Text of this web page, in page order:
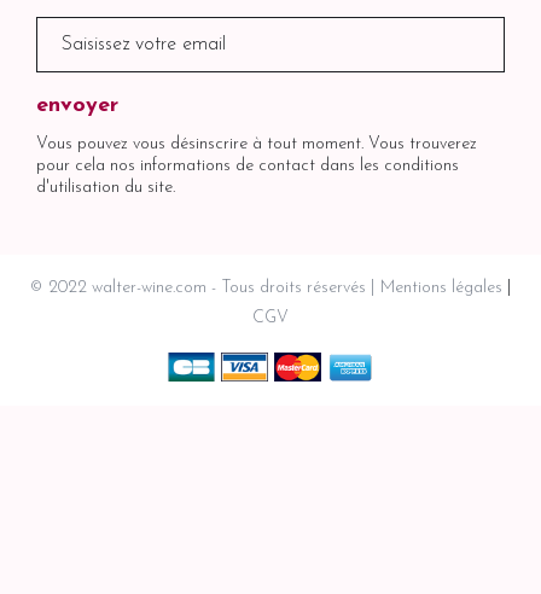
Vous pouvez vous désinscrire à tout moment. Vous trouverez
pour cela nos informations de contact dans les conditions
d'utilisation du site.
© 2022 walter-wine.com - Tous droits réservés
Mentions légales
CGV